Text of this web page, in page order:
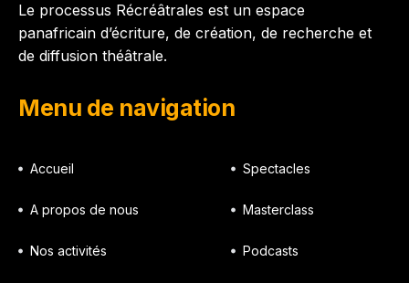
Le processus Récréâtrales est un espace
panafricain d’écriture, de création, de recherche et
de diffusion théâtrale.
Menu de navigation
Accueil
A propos de nous
Nos activités
Spectacles
Masterclass
Podcasts